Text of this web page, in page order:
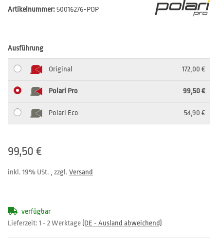
Artikelnummer:50016276-POP
Ausführung
Original 172,00 €
Polari Pro 99,50 €
Polari Eco 54,90 €
99,50 €
inkl. 19% USt. , zzgl. Versand
verfügbar
Lieferzeit: 1 - 2 Werktage (DE - Ausland abweichend)